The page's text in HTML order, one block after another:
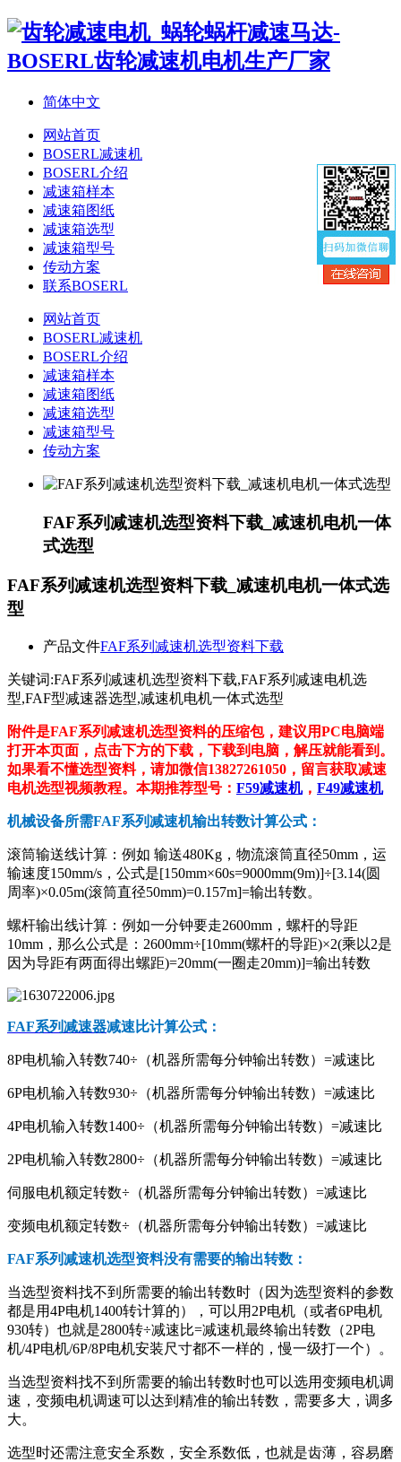
简体中文
网站首页
BOSERL减速机
BOSERL介绍
减速箱样本
减速箱图纸
减速箱选型
减速箱型号
传动方案
联系BOSERL
网站首页
BOSERL减速机
BOSERL介绍
减速箱样本
减速箱图纸
减速箱选型
减速箱型号
传动方案
FAF系列减速机选型资料下载_减速机电机一体
式选型
FAF系列减速机选型资料下载_减速机电机一体式选
型
产品文件FAF系列减速机选型资料下载
关键词:FAF系列减速机选型资料下载,FAF系列减速电机选
型,FAF型减速器选型,减速机电机一体式选型
附件是FAF系列减速机选型资料的压缩包，建议用PC电脑端
打开本页面，点击下方的下载，下载到电脑，解压就能看到。
如果看不懂选型资料，请加微信13827261050，留言获取减速
电机选型视频教程。本期推荐型号： F59减速机， F49减速机
机械设备所需FAF系列减速机输出转数计算公式：
滚筒输送线计算：例如 输送480Kg，物流滚筒直径50mm，运
输速度150mm/s，公式是[150mm×60s=9000mm(9m)]÷[3.14(圆
周率)×0.05m(滚筒直径50mm)=0.157m]=输出转数。
螺杆输出线计算：例如一分钟要走2600mm，螺杆的导距
10mm，那么公式是：2600mm÷[10mm(螺杆的导距)×2(乘以2是
因为导距有两面得出螺距)=20mm(一圈走20mm)]=输出转数
FAF系列减速器减速比计算公式：
8P电机输入转数740÷（机器所需每分钟输出转数）=减速比
6P电机输入转数930÷（机器所需每分钟输出转数）=减速比
4P电机输入转数1400÷（机器所需每分钟输出转数）=减速比
2P电机输入转数2800÷（机器所需每分钟输出转数）=减速比
伺服电机额定转数÷（机器所需每分钟输出转数）=减速比
变频电机额定转数÷（机器所需每分钟输出转数）=减速比
FAF系列减速机选型资料没有需要的输出转数：
当选型资料找不到所需要的输出转数时（因为选型资料的参数
都是用4P电机1400转计算的），可以用2P电机（或者6P电机
930转）也就是2800转÷减速比=减速机最终输出转数（2P电
机/4P电机/6P/8P电机安装尺寸都不一样的，慢一级打一个）。
当选型资料找不到所需要的输出转数时也可以选用变频电机调
速，变频电机调速可以达到精准的输出转数，需要多大，调多
大。
选型时还需注意安全系数，安全系数低，也就是齿薄，容易磨